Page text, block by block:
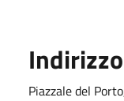
Indirizzo
Piazzale del